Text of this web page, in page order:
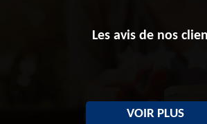
Les avis de nos
VOIR PLUS